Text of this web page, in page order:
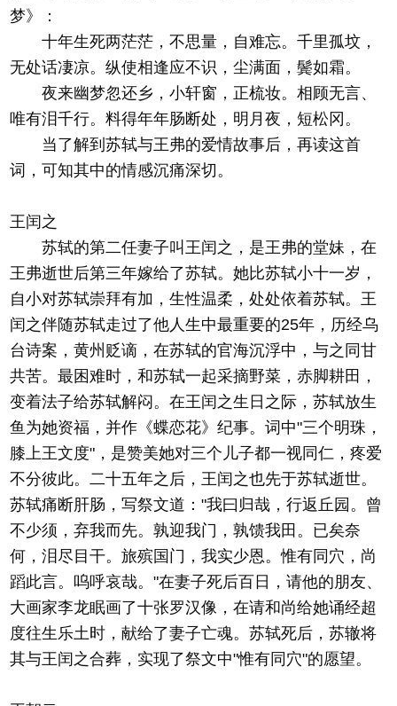
梦》：
十年生死两茫茫，不思量，自难忘。千里孤坟，
无处话凄凉。纵使相逢应不识，尘满面，鬓如霜。
夜来幽梦忽还乡，小轩窗，正梳妆。相顾无言、
唯有泪千行。料得年年肠断处，明月夜，短松冈。
当了解到苏轼与王弗的爱情故事后，再读这首
词，可知其中的情感沉痛深切。
王闰之
苏轼的第二任妻子叫王闰之，是王弗的堂妹，在
王弗逝世后第三年嫁给了苏轼。她比苏轼小十一岁，
自小对苏轼崇拜有加，生性温柔，处处依着苏轼。王
闰之伴随苏轼走过了他人生中最重要的25年，历经乌
台诗案，黄州贬谪，在苏轼的官海沉浮中，与之同甘
共苦。最困难时，和苏轼一起采摘野菜，赤脚耕田，
变着法子给苏轼解闷。在王闰之生日之际，苏轼放生
鱼为她资福，并作《蝶恋花》纪事。词中"三个明珠，
膝上王文度"，是赞美她对三个儿子都一视同仁，疼爱
不分彼此。二十五年之后，王闰之也先于苏轼逝世。
苏轼痛断肝肠，写祭文道："我曰归哉，行返丘园。曾
不少须，弃我而先。孰迎我门，孰馈我田。已矣奈
何，泪尽目干。旅殡国门，我实少恩。惟有同穴，尚
蹈此言。呜呼哀哉。"在妻子死后百日，请他的朋友、
大画家李龙眠画了十张罗汉像，在请和尚给她诵经超
度往生乐土时，献给了妻子亡魂。苏轼死后，苏辙将
其与王闰之合葬，实现了祭文中"惟有同穴"的愿望。